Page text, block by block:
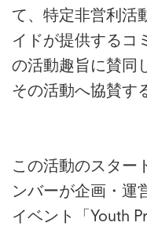
て、特定非営利活
イドが提供するコ
の活動趣旨に賛同
その活動へ協賛す
この活動のスター
ンバーが企画・運
イベント「Youth